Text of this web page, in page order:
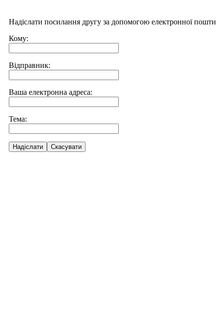
Надіслати посилання другу за допомогою електронної пошти
Кому:
Відправник:
Ваша електронна адреса:
Тема:
Надіслати Скасувати